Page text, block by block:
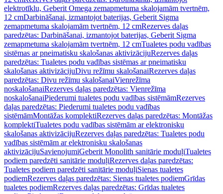
elektrotīklu, Geberit Omega zemapmetuma skalojamām tvertnēm,
12 cmDarbināšanai, izmantojot baterijas, Geberit Sigma
zemapmetuma skalojamām tvertnēm, 12 cmRezerves daļas
paredzētas: Darbināšanai, izmantojot baterijas, Geberit Sigma
zemapmetuma skalojamām tvertnēm, 12 cmTualetes podu vadības
sistēmas ar pneimatisku skalošanas aktivizācijuRezerves daļas
paredzētas: Tualetes podu vadības sistēmas ar pneimatisku
skalošanas aktivizācijuDivu režīmu skalošanaiRezerves daļas
paredzētas: Divu režīmu skalošanaiVienrežīma
noskalošanaiRezerves daļas paredzētas: Vienrežīma
noskalošanaiPiederumi tualetes podu vadības sistēmāmRezerves
daļas paredzētas: Piederumi tualetes podu vadības
sistēmāmMontāžas komplektiRezerves daļas paredzētas: Montāžas
komplektiTualetes podu vadības sistēmām ar elektronisku
skalošanas aktivizācijuRezerves daļas paredzētas: Tualetes podu
vadības sistēmām ar elektronisku skalošanas
aktivizācijuSavienojumiGeberit Monolith sanitārie moduļiTualetes
podiem paredzēti sanitārie moduļiRezerves daļas paredzētas:
Tualetes podiem paredzēti sanitārie moduļiSienas tualetes
podiemRezerves daļas paredzētas: Sienas tualetes podiemGrīdas
tualetes podiemRezerves daļas paredzētas: Grīdas tualetes